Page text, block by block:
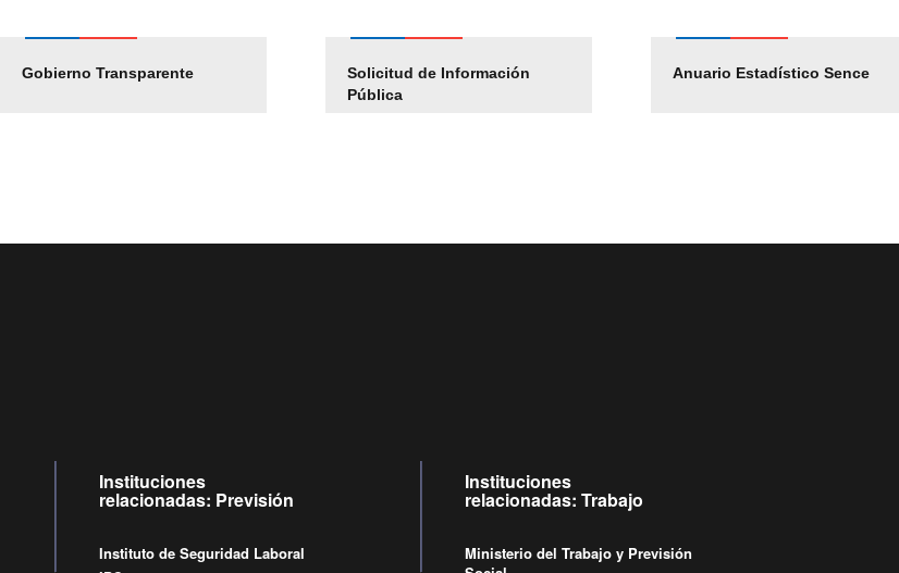
Gobierno Transparente
Solicitud de Información
Pública
Anuario Estadístico Sence
Pago Proveedores
Empleos Públicos
Solicitud Audiencias
Instituciones
relacionadas: Previsión
Instituto de Seguridad Laboral
Instituciones
relacionadas: Trabajo
Ministerio del Trabajo y Previsión